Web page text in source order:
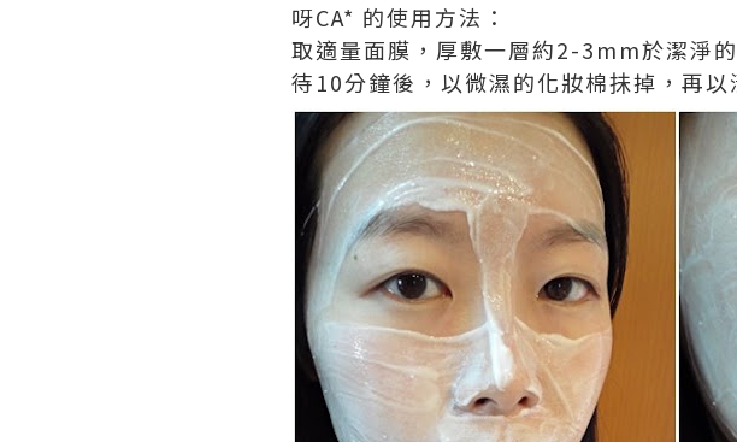
呀CA* 的使用方法：
取適量面膜，厚敷一層約2-3mm於潔淨
待10分鐘後，以微濕的化妝棉抺掉，再